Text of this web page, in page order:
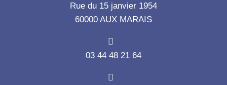
Rue du 15 janvier 1954
60000 AUX MARAIS
03 44 48 21 64